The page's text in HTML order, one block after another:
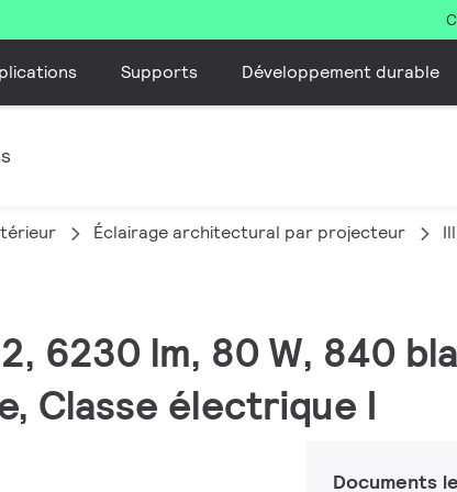
Supports Développement durable
Éclairage architectural par projecteur
6230 lm, 80 W, 840
Classe électrique I
Documents